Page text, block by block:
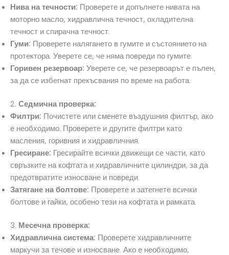
Нива на течности: Проверете и допълнете нивата на
моторно масло, хидравлична течност, охладителна
течност и спирачна течност.
Гуми: Проверете налягането в гумите и състоянието на
протектора. Уверете се, че няма повреди по гумите.
Горивен резервоар: Уверете се, че резервоарът е пълен,
за да се избегнат прекъсвания по време на работа.
2. Седмична проверка:
Филтри: Почистете или сменете въздушния филтър, ако
е необходимо. Проверете и другите филтри като
масления, горивния и хидравличния.
Гресиране: Гресирайте всички движещи се части, като
свръзките на кофтата и хидравличните цилиндри, за да
предотвратите износване и повреди.
Затягане на болтове: Проверете и затегнете всички
болтове и гайки, особено тези на кофтата и рамката.
3. Месечна проверка:
Хидравлична система: Проверете хидравличните
маркучи за течове и износване. Ако е необходимо,